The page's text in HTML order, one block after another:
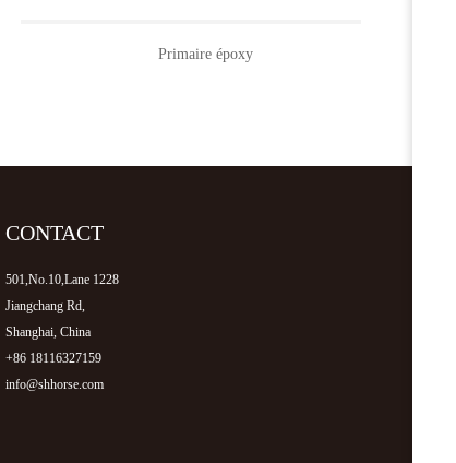
Primaire époxy
CONTACT
501,No.10,Lane 1228
Jiangchang Rd,
Shanghai, China
+86 18116327159
info@shhorse.com